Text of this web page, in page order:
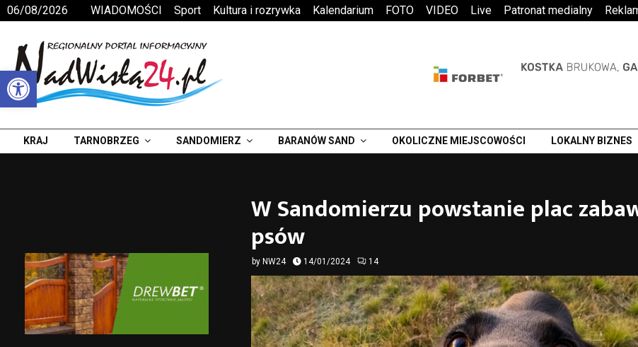
Otwórz pasek narzędzi
06/08/2026 WIADOMOŚCI Sport Kultura i rozrywka Kalendarium FOTO VIDEO Live Patronat medialny
KRAJ TARNOBRZEG SANDOMIERZ BARANÓW SAND OKOLICZNE MIEJSCOWOŚCI LOKALNY BIZNES
W Sandomierzu powstanie plac
psów
by NW24 14/01/2024 14